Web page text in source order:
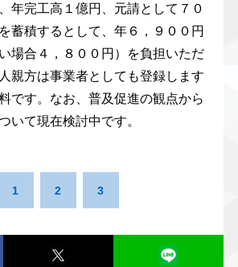
年完工高１億円、元請として７０
蓄積するとして、年６，９００円
場合４，８００円）を負担いただ
親方は事業者としても登録します
です。なお、普及促進の観点から
いて現在検討中です。
1 2 3